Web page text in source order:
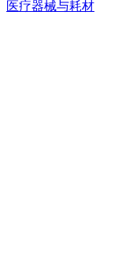
医疗器械与耗材